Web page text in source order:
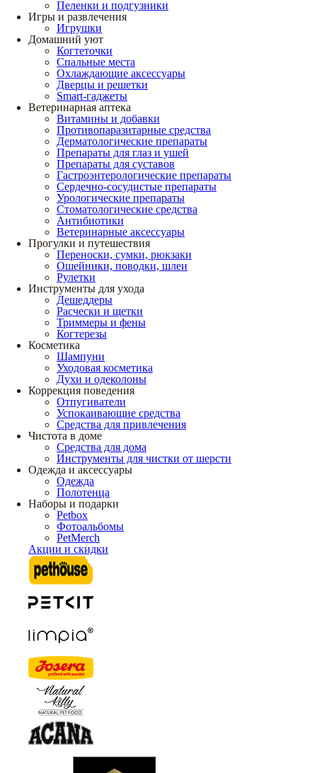
Пеленки и подгузники
Игры и развлечения
Игрушки
Домашний уют
Когтеточки
Спальные места
Охлаждающие аксессуары
Дверцы и решетки
Smart-гаджеты
Ветеринарная аптека
Витамины и добавки
Противопаразитарные средства
Дерматологические препараты
Препараты для глаз и ушей
Препараты для суставов
Гастроэнтерологические препараты
Сердечно-сосудистые препараты
Урологические препараты
Стоматологические средства
Антибиотики
Ветеринарные аксессуары
Прогулки и путешествия
Переноски, сумки, рюкзаки
Ошейники, поводки, шлеи
Рулетки
Инструменты для ухода
Дешеддеры
Расчески и щетки
Триммеры и фены
Когтерезы
Косметика
Шампуни
Уходовая косметика
Духи и одеколоны
Коррекция поведения
Отпугиватели
Успокаивающие средства
Средства для привлечения
Чистота в доме
Средства для дома
Инструменты для чистки от шерсти
Одежда и аксессуары
Одежда
Полотенца
Наборы и подарки
Petbox
Фотоальбомы
PetMerch
Акции и скидки